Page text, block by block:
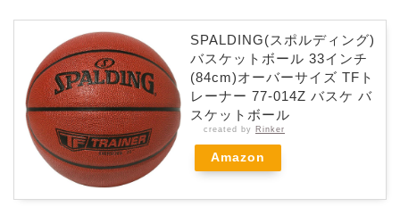
SPALDING(スポルディング)
バスケットボール 33インチ
(84cm)オーバーサイズ TFト
レーナー 77-014Z バスケ バ
スケットボール
created by Rinker
Amazon